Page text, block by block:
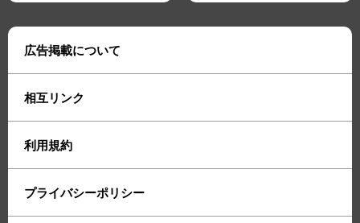
広告掲載について
相互リンク
利用規約
プライバシーポリシー